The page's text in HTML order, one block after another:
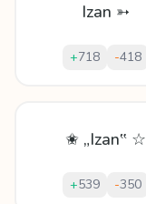
Izan ➳
+718 -418
✬ „Izan‟ ☆
+539 -350